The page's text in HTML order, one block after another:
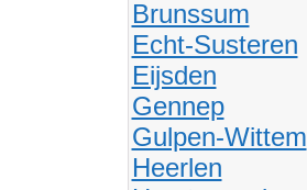
Brunssum
Echt-Susteren
Eijsden
Gennep
Gulpen-Wittem
Heerlen